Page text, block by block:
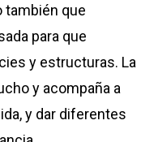
también que
para que
y estructuras. La
y acompaña a
y dar diferentes